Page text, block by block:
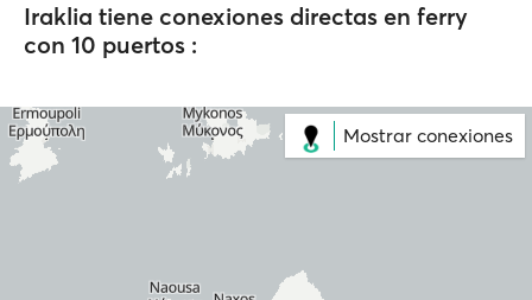
Iraklia tiene conexiones directas en ferry
con 10 puertos :
Mostrar conexiones